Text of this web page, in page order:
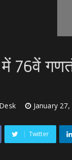
में 76वें
January
Twitter